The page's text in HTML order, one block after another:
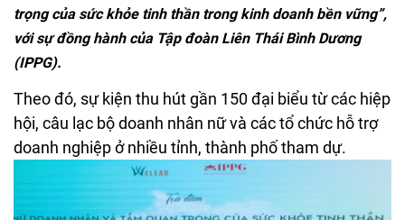
trọng của sức khỏe tinh thần trong kinh doanh bền vững”,
với sự đồng hành của Tập đoàn Liên Thái Bình Dương
(IPPG).
Theo đó, sự kiện thu hút gần 150 đại biểu từ các hiệp
hội, câu lạc bộ doanh nhân nữ và các tổ chức hỗ trợ
doanh nghiệp ở nhiều tỉnh, thành phố tham dự.